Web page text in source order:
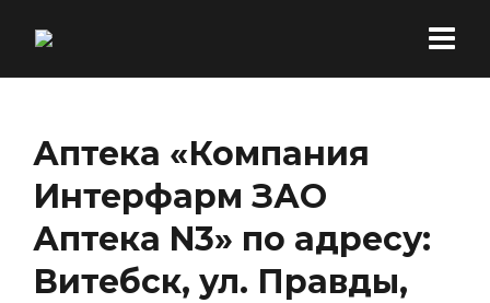
Аптека «Компания
Интерфарм ЗАО
Аптека N3» по адресу:
Витебск, ул. Правды,